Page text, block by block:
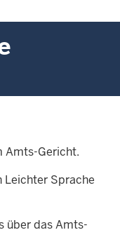
Amts-Gericht.
Leichter Sprache
über das Amts-